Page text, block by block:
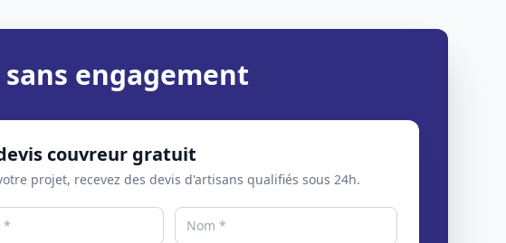
engagement
couvreur gratuit
projet, recevez des devis d'artisans qualifiés sous 24h.